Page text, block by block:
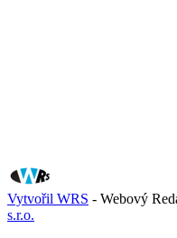
Vytvořil WRS - Webový
s.r.o.